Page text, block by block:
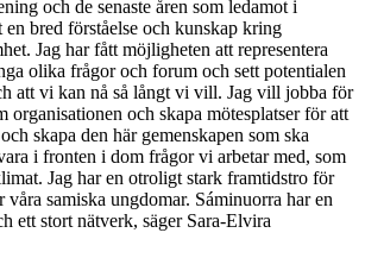
och de senaste åren som ledamot i
en bred förståelse och kunskap kring
Jag har fått möjligheten att representera
olika frågor och forum och sett potentialen
att vi kan nå så långt vi vill. Jag vill jobba för
organisationen och skapa mötesplatser för att
skapa den här gemenskapen som ska
i fronten i dom frågor vi arbetar med, som
Jag har en otroligt stark framtidstro för
våra samiska ungdomar. Sáminuorra har en
ett stort nätverk, säger Sara-Elvira